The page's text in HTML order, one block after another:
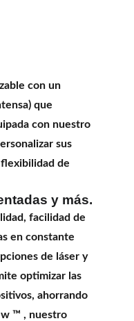
con un
que
con nuestro
sus
de
y más.
facilidad de
en constante
de láser y
optimizar las
ahorrando
™ , nuestro